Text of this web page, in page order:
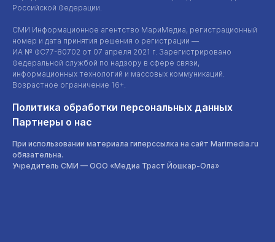
Российской Федерации.
СМИ Информационное агентство МариМедиа, регистрационный
номер и дата принятия решения о регистрации —
ИА № ФС77-80702 от 07 апреля 2021 г. Зарегистрировано
Федеральной службой по надзору в сфере связи,
информационных технологий и массовых коммуникаций.
Возрастное ограничение 16+.
Политика обработки персональных данных
Партнеры о нас
При использовании материала гиперссылка на сайт Marimedia.ru
обязательна.
Учредитель СМИ — ООО «Медиа Траст Йошкар-Ола»